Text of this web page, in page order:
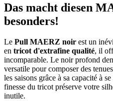
Das macht diesen
besonders!
Le Pull MAERZ noir est un
en tricot d'extrafine qualité, il
incomparable. Le noir profond
versatile pour composer des
les saisons grâce à sa capacité à
finesse du tricot préserve votre
inutile.